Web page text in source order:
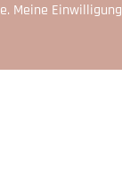
Meine Einwilligung